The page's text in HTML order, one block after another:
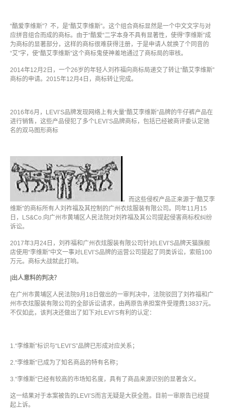
“酷爱李维斯”？不，是“酷艾李维斯”。这个组合商标显然是一个中文文字与对
应拼音组合而成的商标。由于“酷爱“二字本身不具有显著性，使得“李维斯”成
为商标的显著部分，这样的商标很难获得注册，于是申请人就换了个同音的
“艾”字，使“酷艾李维斯”这个商标鬼使神差地通过了商标局的审核。
2014年12月 2 日，一个26岁的年轻人刘祚福向商标局递交了转让“酷艾李维斯”
商标的申请。 2015年12月 4 日，商标转让完成。
2016年6月， LEVI’S品牌发现网络上有大量“酷艾李维斯”品牌的牛仔裤产品在
进行销售，这些产品侵犯了多个LEVI’S品牌商标，包括已经被商评委认定驰
名的双马图形商标
。 而这些侵权产品正来源于“酷艾李
维斯”的商标所有人刘祚福及其控制的广州衣炫服装有限公司。同年11 月 15
日， LS&Co. 向广州市黄埔区人民法院对刘祚福及其公司提起侵害商标权纠纷
诉讼。
2017年3月 24 日，刘祚福和广州衣炫服装有限公司针对LEVI’S品牌天猫旗舰
店使用“李维斯”中文一事对LEVI’S品牌的运营公司提起了同类诉讼，索赔100
万元。商标大战就此打响。
|出人意料的判决？
在广州市黄埔区人民法院9月 18 日做出的一审判决中，法院驳回了刘祚福和广
州市衣炫服装有限公司的全部诉讼请求，由两原告承担案件受理费13837元。
不仅如此，该判决还做出了如下对LEVI’S有利的认定：
1. “李维斯”标识与“LEVI’S”品牌已形成对应关系；
2. “李维斯”已成为了知名商品的特有名称；
3. “李维斯”已经有较高的市场知名度，具有了商品来源识别的显著含义。
这一结果对于本案被告的LEVI’S而言无疑是大获全胜。目前一审原告已经提
起上诉。